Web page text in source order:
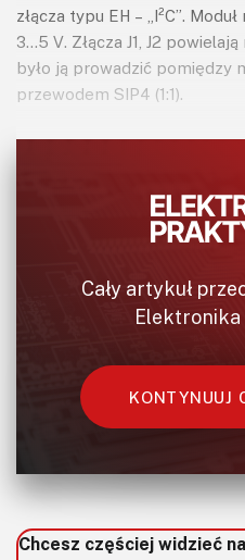
złącza typu EH – „I²C”.
3…5 V. Złącza J1, J2
było ją prowadzić pomiędzy
przewodem SIP4 (1:1).
Cały artykuł
KONTYNUUJ
Chcesz częściej widzieć